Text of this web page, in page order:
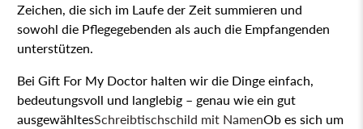
Zeichen, die sich im Laufe der Zeit summieren und
sowohl die Pflegegebenden als auch die Empfangenden
unterstützen.
Bei Gift For My Doctor halten wir die Dinge einfach,
bedeutungsvoll und langlebig – genau wie ein gut
ausgewähltesSchreibtischschild mit NamenOb es sich um